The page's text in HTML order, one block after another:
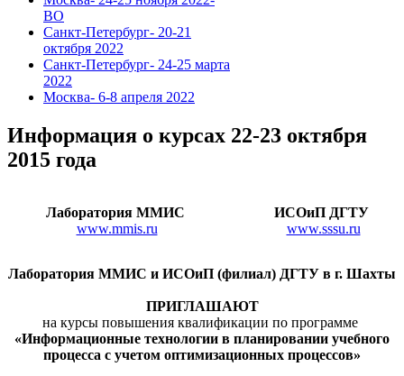
ВО
Санкт-Петербург- 20-21
октября 2022
Санкт-Петербург- 24-25 марта
2022
Москва- 6-8 апреля 2022
Информация о курсах 22-23 октября
2015 года
Лаборатория ММИС
www.mmis.ru
ИСОиП ДГТУ
www.sssu.ru
Лаборатория ММИС и ИСОиП (филиал) ДГТУ в г. Шахты
ПРИГЛАШАЮТ
на курсы повышения квалификации по программе
«Информационные технологии в планировании учебного
процесса с учетом оптимизационных процессов»